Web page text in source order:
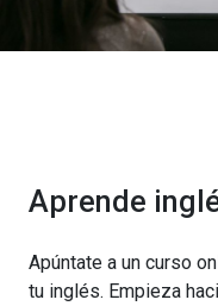
Aprende
Apúntate a un curso
tu inglés. Empieza